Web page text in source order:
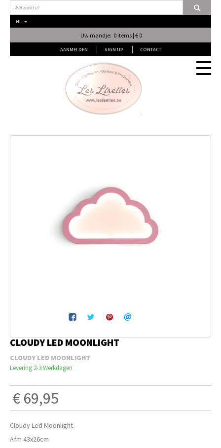
NL
Uw mandje: 0 items | € 0
AANMELDEN SIGN UP CONTACT
Stof
Breien & Haken
Machines en Toebehoren
CLOUDY LED MOONLIGHT
CLOUDY LED MOONLIGHT
Levering 2-3 Werkdagen
€ 69,95
Cloudy Led Moonlight
Afm 43x26cm